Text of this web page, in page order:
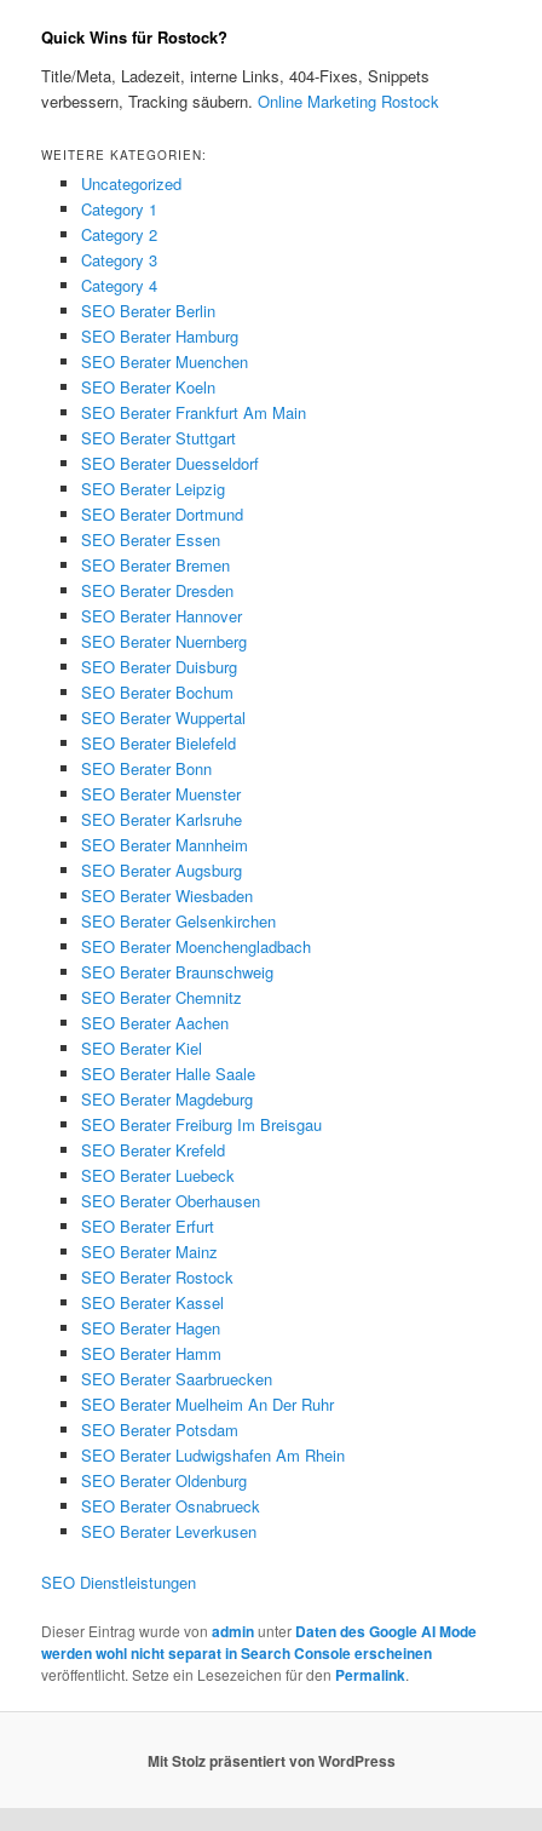
Quick Wins für Rostock?
Title/Meta, Ladezeit, interne Links, 404-Fixes, Snippets
verbessern, Tracking säubern.Online Marketing Rostock
WEITERE KATEGORIEN:
Uncategorized
Category 1
Category 2
Category 3
Category 4
SEO Berater Berlin
SEO Berater Hamburg
SEO Berater Muenchen
SEO Berater Koeln
SEO Berater Frankfurt Am Main
SEO Berater Stuttgart
SEO Berater Duesseldorf
SEO Berater Leipzig
SEO Berater Dortmund
SEO Berater Essen
SEO Berater Bremen
SEO Berater Dresden
SEO Berater Hannover
SEO Berater Nuernberg
SEO Berater Duisburg
SEO Berater Bochum
SEO Berater Wuppertal
SEO Berater Bielefeld
SEO Berater Bonn
SEO Berater Muenster
SEO Berater Karlsruhe
SEO Berater Mannheim
SEO Berater Augsburg
SEO Berater Wiesbaden
SEO Berater Gelsenkirchen
SEO Berater Moenchengladbach
SEO Berater Braunschweig
SEO Berater Chemnitz
SEO Berater Aachen
SEO Berater Kiel
SEO Berater Halle Saale
SEO Berater Magdeburg
SEO Berater Freiburg Im Breisgau
SEO Berater Krefeld
SEO Berater Luebeck
SEO Berater Oberhausen
SEO Berater Erfurt
SEO Berater Mainz
SEO Berater Rostock
SEO Berater Kassel
SEO Berater Hagen
SEO Berater Hamm
SEO Berater Saarbruecken
SEO Berater Muelheim An Der Ruhr
SEO Berater Potsdam
SEO Berater Ludwigshafen Am Rhein
SEO Berater Oldenburg
SEO Berater Osnabrueck
SEO Berater Leverkusen
SEO Dienstleistungen
Dieser Eintrag wurde vonadminunter Daten des Google AI Mode
werden wohl nicht separat in Search Console erscheinen
veröffentlicht. Setze ein Lesezeichen für den Permalink.
Mit Stolz präsentiert von WordPress